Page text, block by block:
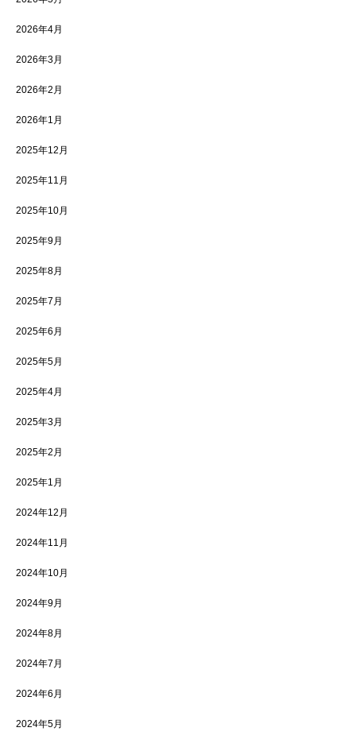
2026年4月
2026年3月
2026年2月
2026年1月
2025年12月
2025年11月
2025年10月
2025年9月
2025年8月
2025年7月
2025年6月
2025年5月
2025年4月
2025年3月
2025年2月
2025年1月
2024年12月
2024年11月
2024年10月
2024年9月
2024年8月
2024年7月
2024年6月
2024年5月